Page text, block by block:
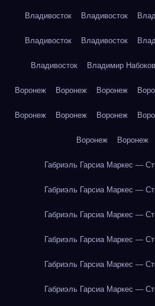
Владивосток Владивосток
Владивосток Владивосток
Владивосток Владимир
Воронеж Воронеж Воронеж
Воронеж Воронеж Воронеж
Воронеж Воронеж
Габриэль Гарсиа Маркес —
Габриэль Гарсиа Маркес —
Габриэль Гарсиа Маркес —
Габриэль Гарсиа Маркес —
Габриэль Гарсиа Маркес —
Габриэль Гарсиа Маркес —